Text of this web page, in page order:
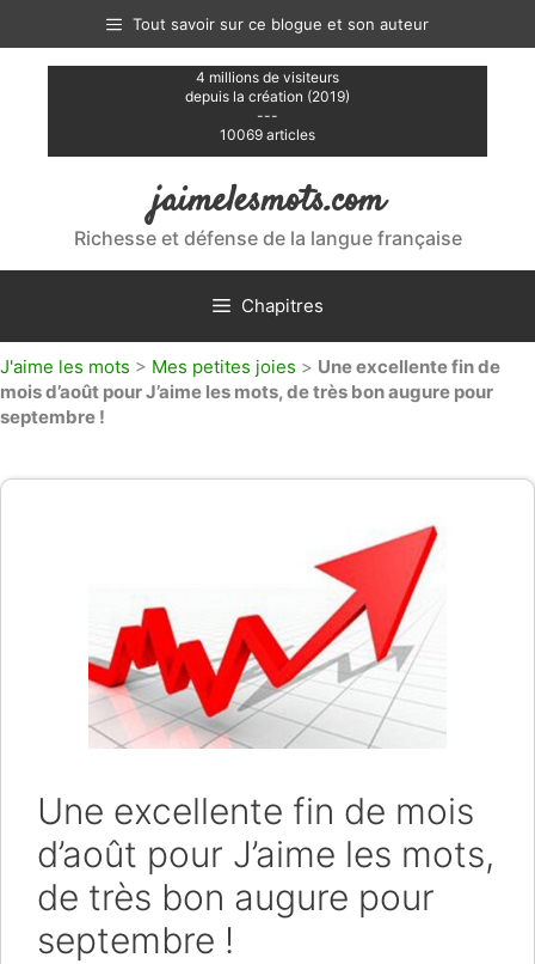
contenu
Tout savoir sur ce blogue et son auteur
4 millions de visiteurs
depuis la création (2019)
---
10069 articles
jaimelesmots.com
Richesse et défense de la langue française
Chapitres
J'aime les mots > Mes petites joies > Une excellente fin de
mois d’août pour J’aime les mots, de très bon augure pour
septembre !
Une excellente fin de mois
d’août pour J’aime les mots,
de très bon augure pour
septembre !